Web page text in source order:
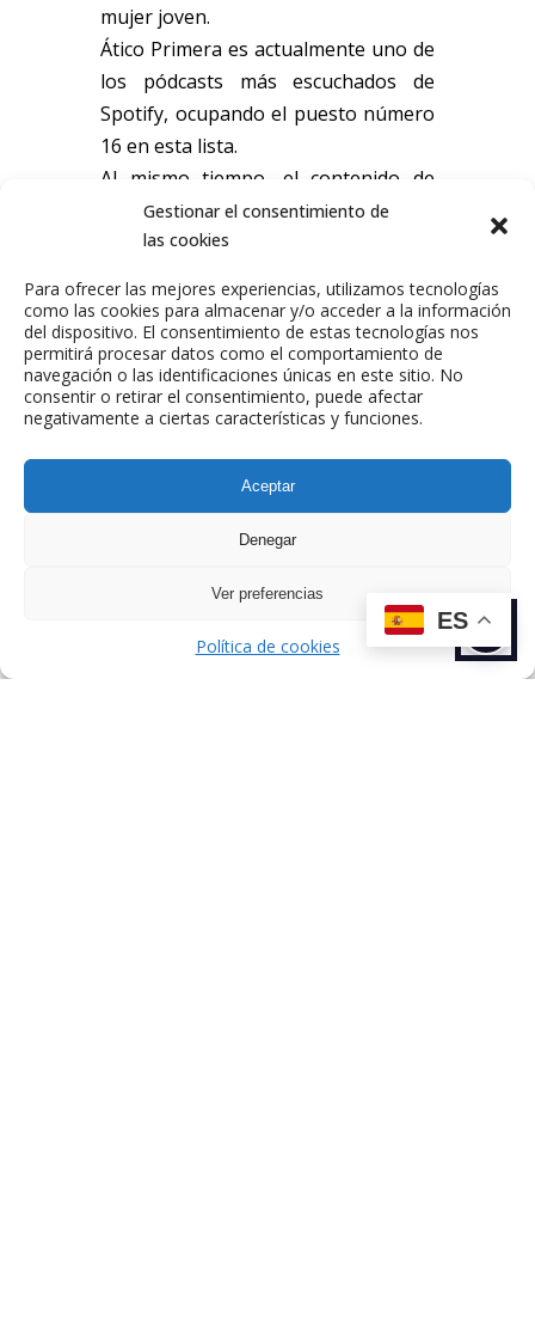
Gestionar el consentimiento de
las cookies
Para ofrecer las mejores experiencias, utilizamos tecnologías
como las cookies para almacenar y/o acceder a la información
del dispositivo. El consentimiento de estas tecnologías nos
permitirá procesar datos como el comportamiento de
navegación o las identificaciones únicas en este sitio. No
consentir o retirar el consentimiento, puede afectar
negativamente a ciertas características y funciones.
Aceptar
Denegar
Ver preferencias
Política de cookies
mujer joven.
Ático Primera es actualmente uno de
los pódcasts más escuchados de
Spotify, ocupando el puesto número
16 en esta lista.
Al mismo tiempo, el contenido de
Laia destaca por su estética cuidada y
personal.
Email de contacto:laiacastel@twic.es
ES